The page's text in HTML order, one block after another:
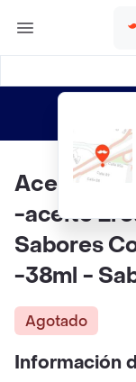
Aceite Frío
-aceite
Sabores
-38ml -
Agotado
Información